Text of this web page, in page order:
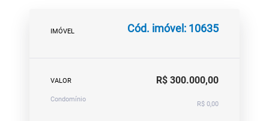
IMÓVEL Cód. imóvel: 10635
VALOR R$ 300.000,00
Condomínio
R$ 0,00